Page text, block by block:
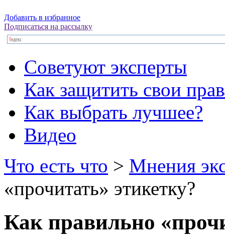
Добавить в избранное
Подписаться на рассылку
Советуют эксперты
Как защитить свои
Как выбрать лучшее?
Видео
Что есть что > Мнения
«прочитать» этикетку?
Как правильно